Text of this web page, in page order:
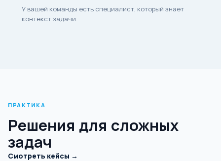
У вашей команды есть специалист, который знает
контекст задачи.
ПРАКТИКА
Решения для сложных
задач
Смотреть кейсы →